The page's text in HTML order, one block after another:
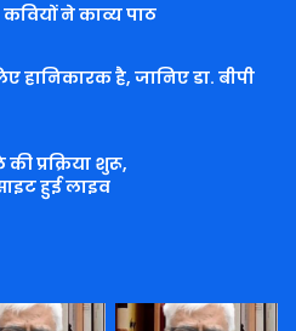
ने काव्य पाठ
हानिकारक है, जानिए डा. बीपी
प्रक्रिया शुरू,
हुई लाइव